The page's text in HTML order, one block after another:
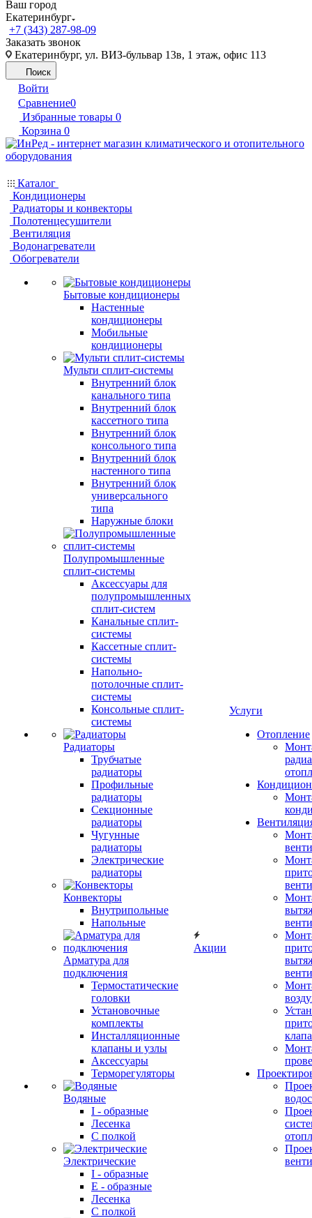
Ваш город
Екатеринбург
+7 (343) 287-98-09
Заказать звонок
Екатеринбург, ул. ВИЗ-бульвар 13в, 1 этаж, офис 113
Поиск
Войти
Сравнение0
Избранные товары 0
Корзина 0
Каталог
Кондиционеры
Радиаторы и конвекторы
Полотенцесушители
Вентиляция
Водонагреватели
Обогреватели
Бытовые кондиционеры
Настенные
кондиционеры
Мобильные
кондиционеры
Мульти сплит-системы
Внутренний блок
канального типа
Внутренний блок
кассетного типа
Внутренний блок
консольного типа
Внутренний блок
настенного типа
Внутренний блок
универсального
типа
Наружные блоки
Полупромышленные
сплит-системы
Аксессуары для
полупромышленных
сплит-систем
Канальные сплит-
системы
Кассетные сплит-
системы
Напольно-
потолочные сплит-
системы
Консольные сплит-
системы
Радиаторы
Трубчатые
радиаторы
Профильные
радиаторы
Секционные
радиаторы
Чугунные
радиаторы
Электрические
радиаторы
Конвекторы
Внутрипольные
Напольные
Арматура для
подключения
Термостатические
головки
Установочные
комплекты
Инсталляционные
клапаны и узлы
Аксессуары
Терморегуляторы
Водяные
I - образные
Лесенка
С полкой
Электрические
I - образные
E - образные
Лесенка
С полкой
Акции
Услуги
Отопление